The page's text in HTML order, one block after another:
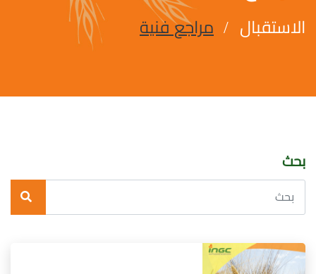
الاستقبال مراجع فنية
بحث